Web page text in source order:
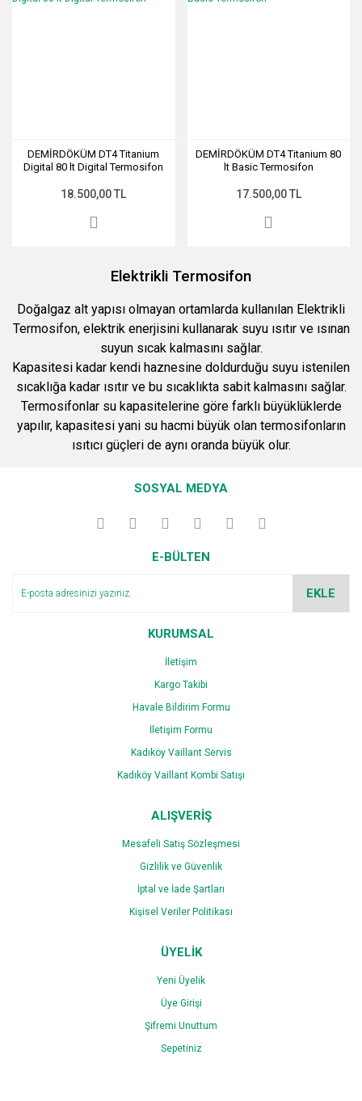
DEMİRDÖKÜM DT4 Titanium
Digital 80 lt Digital Termosifon
18.500,00 TL
DEMİRDÖKÜM DT4 Titanium 80
lt Basic Termosifon
17.500,00 TL
Elektrikli Termosifon
Doğalgaz alt yapısı olmayan ortamlarda kullanılan Elektrikli
Termosifon, elektrik enerjisini kullanarak suyu ısıtır ve ısınan
suyun sıcak kalmasını sağlar.
Kapasitesi kadar kendi haznesine doldurduğu suyu istenilen
sıcaklığa kadar ısıtır ve bu sıcaklıkta sabit kalmasını sağlar.
Termosifonlar su kapasitelerine göre farklı büyüklüklerde
yapılır, kapasitesi yani su hacmi büyük olan termosifonların
ısıtıcı güçleri de aynı oranda büyük olur.
SOSYAL MEDYA
E-BÜLTEN
EKLE
KURUMSAL
İletişim
Kargo Takibi
Havale Bildirim Formu
İletişim Formu
Kadıköy Vaillant Servis
Kadıköy Vaillant Kombi Satışı
ALIŞVERİŞ
Mesafeli Satış Sözleşmesi
Gizlilik ve Güvenlik
İptal ve İade Şartları
Kişisel Veriler Politikası
ÜYELİK
Yeni Üyelik
Üye Girişi
Şifremi Unuttum
Sepetiniz